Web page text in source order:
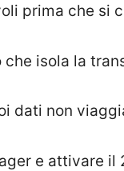
prima che si
isola la
dati non
e attivare il